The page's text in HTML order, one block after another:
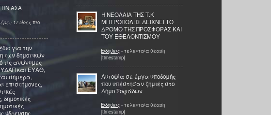
ΑΣΑ
17 ώρες πιο
για την
των δημοτικών
τις ανώνυμες
και ΕΥΑΘ,
σήμερα,
επιστήμονες,
δημοτικές
ύδρευσης
Η ΝΕΟΛΑΙΑ ΤΗΣ Τ.Κ
ΜΗΤΡΟΠΟΛΗΣ ΔΕΙΧΝΕΙ ΤΟ
ΔΡΟΜΟ ΤΗΣ ΠΡΟΣΦΟΡΑΣ ΚΑΙ
ΤΟΥ ΕΘΕΛΟΝΤΙΣΜΟΥ
Ειδήσεις - τελευταία θέαση
[timestamp]
Αυτοψία σε έργα υποδομής
που υπέστησαν ζημιές στο
Δήμο Σοφάδων
Ειδήσεις - τελευταία θέαση
[timestamp]